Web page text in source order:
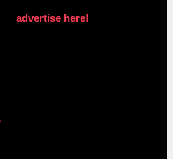
advertise here!